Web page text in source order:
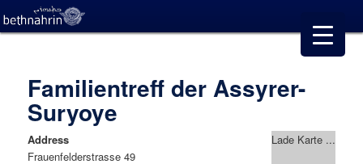
Familientreff der Assyrer-
Suryoye
Lade Karte ...
Address
Frauenfelderstrasse 49